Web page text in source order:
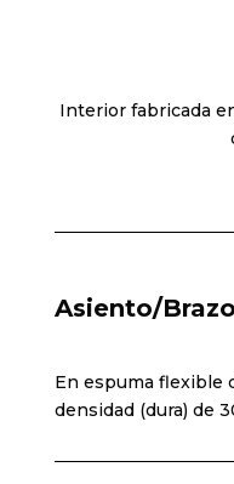
Interior fabricada
Asiento/
En espuma flexible
densidad (dura) de